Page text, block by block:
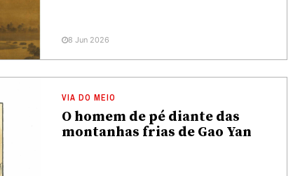
8 Jun 2026
VIA DO MEIO
O homem de pé diante das
montanhas frias de Gao Yan